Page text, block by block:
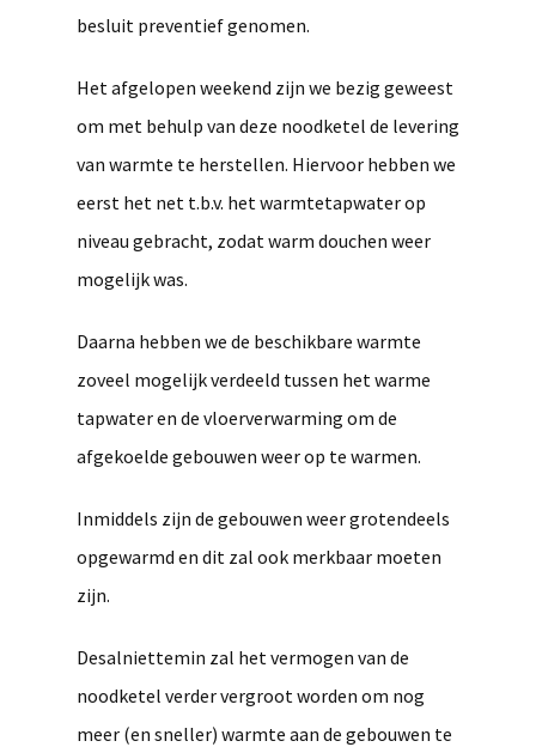
besluit preventief genomen.
Het afgelopen weekend zijn we bezig geweest
om met behulp van deze noodketel de levering
van warmte te herstellen. Hiervoor hebben we
eerst het net t.b.v. het warmtetapwater op
niveau gebracht, zodat warm douchen weer
mogelijk was.
Daarna hebben we de beschikbare warmte
zoveel mogelijk verdeeld tussen het warme
tapwater en de vloerverwarming om de
afgekoelde gebouwen weer op te warmen.
Inmiddels zijn de gebouwen weer grotendeels
opgewarmd en dit zal ook merkbaar moeten
zijn.
Desalniettemin zal het vermogen van de
noodketel verder vergroot worden om nog
meer (en sneller) warmte aan de gebouwen te